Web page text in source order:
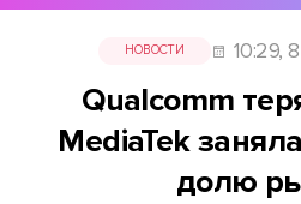
НОВОСТИ 10:29,
Qualcomm
MediaTek
долю